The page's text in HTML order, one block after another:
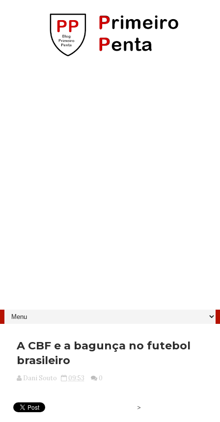
A CBF e a bagunça no futebol
brasileiro
Dani Souto 09:53 0
>